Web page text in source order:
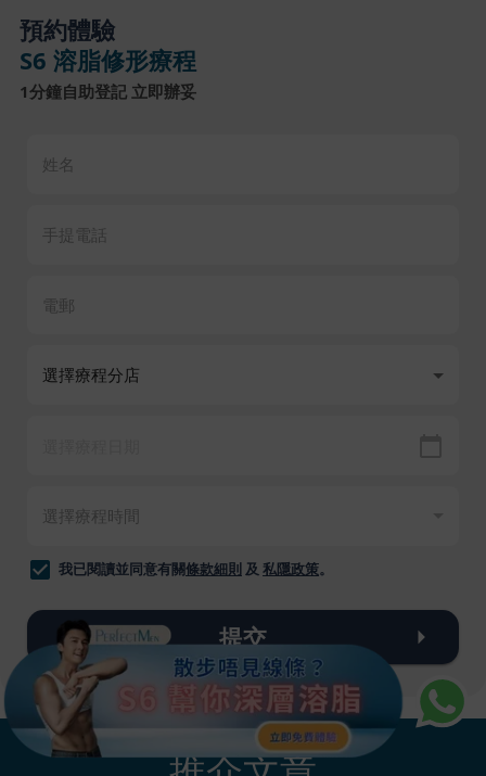
預約體驗
S6 溶脂修形療程
1分鐘自助登記 立即辦妥
我已閱讀並同意有關條款細則 及 私隱政策。
提交